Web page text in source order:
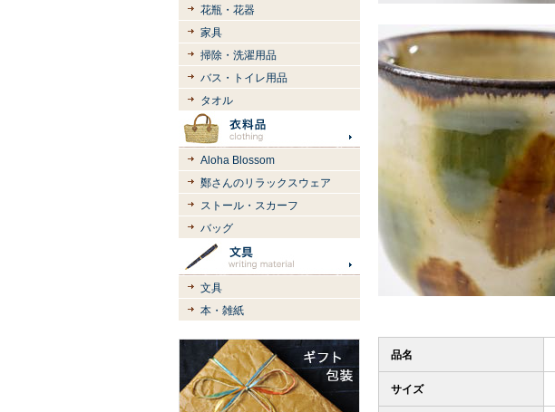
花瓶・花器
家具
掃除・洗濯用品
バス・トイレ用品
タオル
Aloha Blossom
鄭さんのリラックスウェア
ストール・スカーフ
バッグ
文具
本・雑紙
品名
サイズ